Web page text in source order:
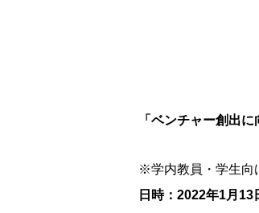
「ベンチャー創出
※学内教員・学生
日時：2022年1月